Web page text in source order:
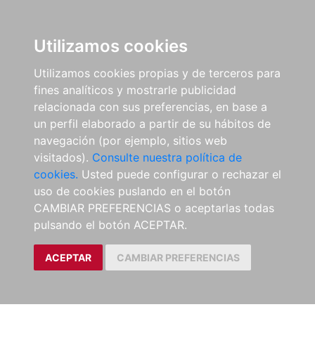
Utilizamos cookies
Utilizamos cookies propias y de terceros para
fines analíticos y mostrarle publicidad
relacionada con sus preferencias, en base a
un perfil elaborado a partir de su hábitos de
navegación (por ejemplo, sitios web
visitados). Consulte nuestra política de
cookies. Usted puede configurar o rechazar el
uso de cookies puslando en el botón
CAMBIAR PREFERENCIAS o aceptarlas todas
pulsando el botón ACEPTAR.
ACEPTAR CAMBIAR PREFERENCIAS